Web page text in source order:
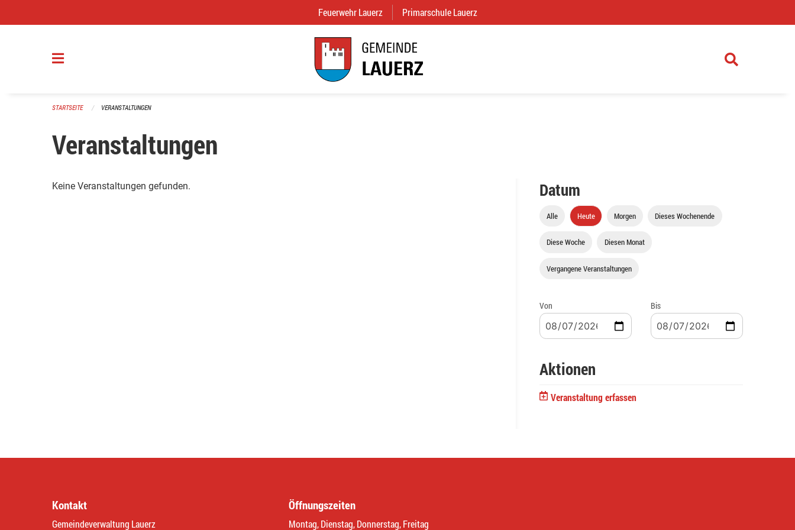
Feuerwehr Lauerz (External Link)
Primarschule Lauerz
STARTSEITE VERANSTALTUNGEN
Veranstaltungen
Keine Veranstaltungen gefunden. Datum
Alle Heute Morgen Dieses Wochenende
Diese Woche Diesen Monat
Vergangene Veranstaltungen
Von Bis
Aktionen
Veranstaltung erfassen
Kontakt
Gemeindeverwaltung Lauerz
Öffnungszeiten
Montag, Dienstag, Donnerstag, Freitag